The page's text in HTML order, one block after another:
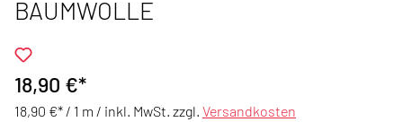
BAUMWOLLE
18,90 €*
18,90 €* / 1 m / inkl. MwSt. zzgl. Versandkosten